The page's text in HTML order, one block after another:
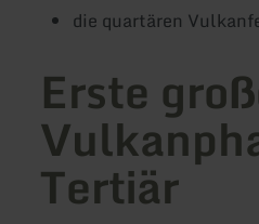
die quartären
Erste
Tertiär